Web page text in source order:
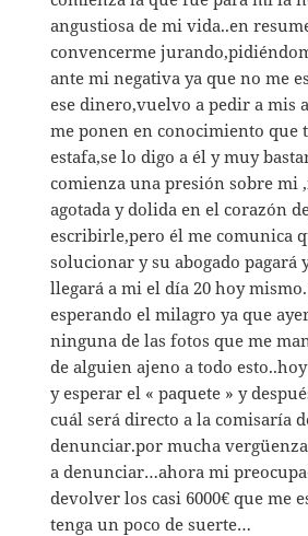
angustiosa de mi vida..en
convencerme
ante mi negativa ya que no me
ese dinero,vuelvo a pedir a mis
me ponen en conocimiento que
estafa,se lo digo a él y muy
comienza una presión sobre mi
agotada y dolida en el corazón
escribirle,pero él me comunica
solucionar y su abogado pagará
llegará a mi el día 20 hoy
esperando el milagro ya que
ninguna de las fotos que me
de alguien ajeno a todo
y esperar el « paquete » y
cuál será directo a la comisaría
denunciar.por mucha
a denunciar…ahora mi
devolver los casi 6000€ que me
tenga un poco de suerte…